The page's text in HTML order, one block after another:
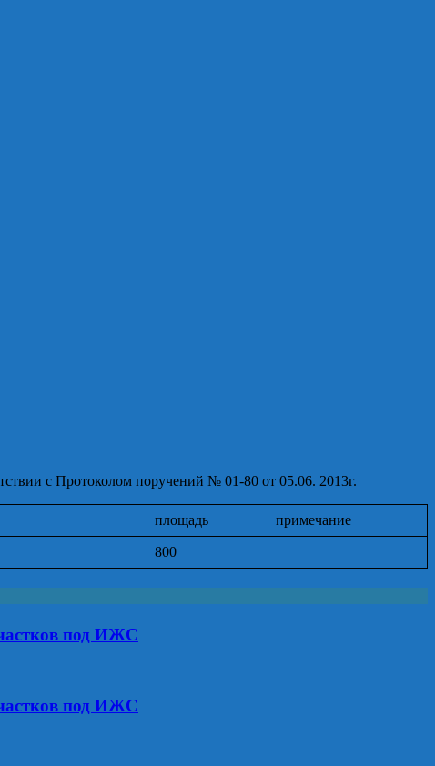
с Протоколом поручений № 01-80 от 05.06. 2013г.
площадь примечание
800
под ИЖС
под ИЖС